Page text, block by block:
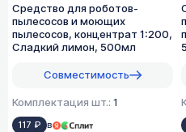
Средство для роботов-
пылесосов и моющих
пылесосов, концентрат 1:200,
Сладкий лимон, 500мл
Совместимость
Комплектация шт.: 1
117 ₽ в